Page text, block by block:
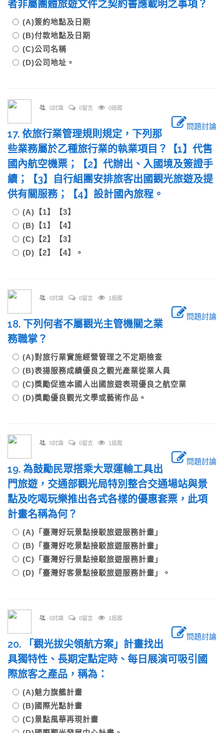
者非屬團體旅遊文件之契約書應載明之事項？
(A)簽約地點及日期
(B)付款地點及日期
(C)公司名稱
(D)公司地址。
0討論 0留言 0追蹤
問題討論
17. 依旅行業管理規則規定，下列那
些業務屬於乙種旅行業的執業項目？【1】代售
國內航空機票；【2】代辦出、入國境及簽證手
續；【3】自行組團安排旅客出國觀光旅遊及提
供有關服務；【4】設計國內旅程。
(A)【1】【3】
(B)【1】【4】
(C)【2】【3】
(D)【2】【4】。
0討論 0留言 1追蹤
問題討論
18. 下列何者不屬觀光主管機關之業
務職掌？
(A)對旅行業實施經營管理之不定期檢查
(B)表揚服務成績優良之觀光產業從業人員
(C)獎勵促進本國人出國旅遊表現優良之航空業
(D)獎勵優良觀光文學或藝術作品。
0討論 0留言 1追蹤
問題討論
19. 為鼓勵民眾搭乘大眾運輸工具出
門旅遊，交通部觀光局特別整合交通場站與景
點及吃喝玩樂推出各式各樣的優惠套票，此項
計畫名稱為何？
(A)「臺灣好玩景點接駁旅遊服務計畫」
(B)「臺灣好吃景點接駁旅遊服務計畫」
(C)「臺灣好行景點接駁旅遊服務計畫」
(D)「臺灣好客景點接駁旅遊服務計畫」。
0討論 0留言 1追蹤
問題討論
20. 「觀光拔尖領航方案」計畫找出
具獨特性、長期定點定時、每日展演可吸引國
際旅客之產品，稱為：
(A)魅力旗艦計畫
(B)國際光點計畫
(C)景點風華再現計畫